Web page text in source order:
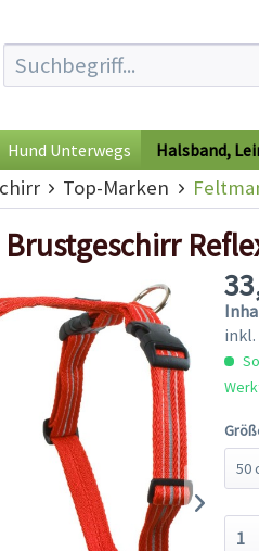
Hund Unterwegs Halsband,
Top-Marken
inkl.